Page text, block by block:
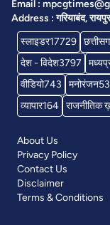
Email :
Address : गरियाबंद,
स्लाइडर17729
देश - विदेश3797
वीडियो743 मनोरंजन
व्यापार164 राजनीतिक
About Us
Privacy Policy
Contact Us
Disclaimer
Terms & Conditions